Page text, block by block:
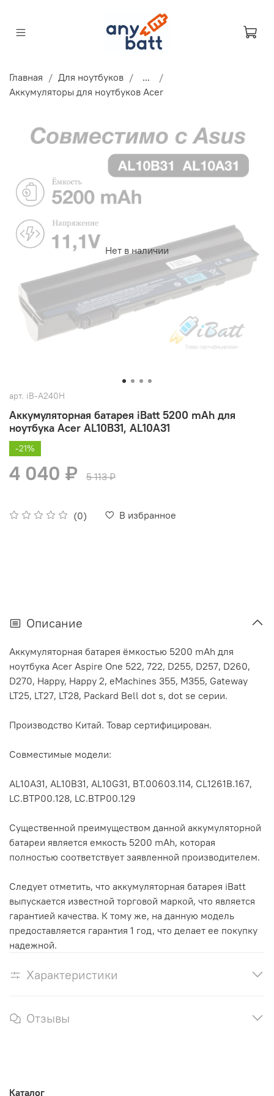
Главная Для ноутбуков
...
Аккумуляторы для ноутбуков Acer
Нет в наличии
арт. iB-A240H
Аккумуляторная батарея iBatt 5200 mAh для
ноутбука Acer AL10B31, AL10A31
(0) В избранное
-21%
4 040 ₽ 5 113 ₽
Описание
Аккумуляторная батарея ёмкостью 5200 mAh для
ноутбука Acer Aspire One 522, 722, D255, D257, D260,
D270, Happy, Happy 2, eMachines 355, M355, Gateway
LT25, LT27, LT28, Packard Bell dot s, dot se серии.
Производство Китай. Товар сертифицирован.
Совместимые модели:
AL10A31, AL10B31, AL10G31, BT.00603.114, CL1261B.167,
LC.BTP00.128, LC.BTP00.129
Существенной преимуществом данной аккумуляторной
батареи является емкость 5200 mAh, которая
полностью соответствует заявленной производителем.
Следует отметить, что аккумуляторная батарея iBatt
выпускается известной торговой маркой, что является
гарантией качества. К тому же, на данную модель
предоставляется гарантия 1 год, что делает ее покупку
надежной.
Характеристики
Отзывы
Каталог